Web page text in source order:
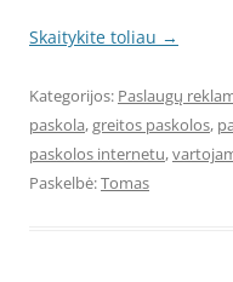
Skaitykite toliau →
Kategorijos: Paslaugų
paskola,greitos paskolos,
paskolos internetu,
Paskelbė:Tomas